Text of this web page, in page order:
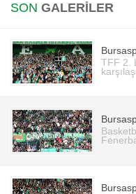
SON GALERİLER
TFF 2.